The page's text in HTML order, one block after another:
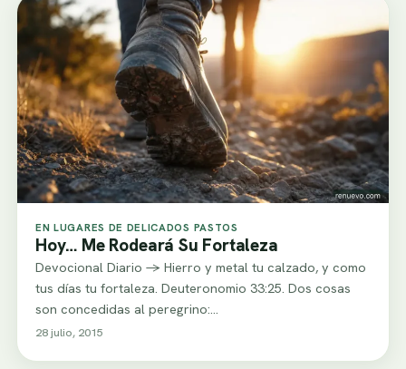
EN LUGARES DE DELICADOS PASTOS
Hoy… Me Rodeará Su Fortaleza
Devocional Diario -> Hierro y metal tu calzado, y como
tus días tu fortaleza. Deuteronomio 33:25. Dos cosas
son concedidas al peregrino:…
28 julio, 2015